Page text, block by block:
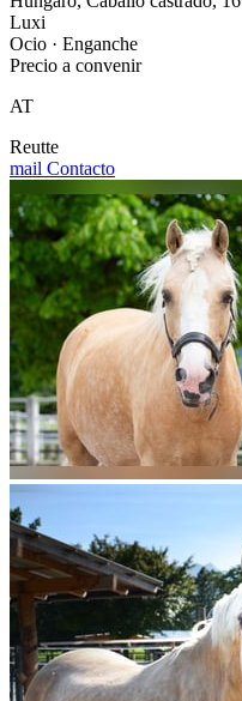
Luxi
Ocio · Enganche
Precio a convenir
AT
Reutte
mail Contacto